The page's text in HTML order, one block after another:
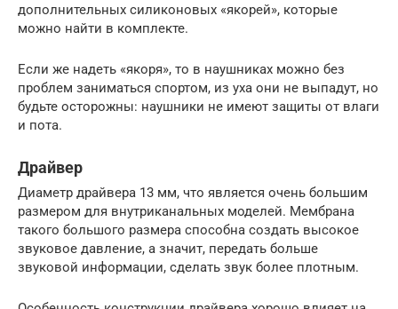
дополнительных силиконовых «якорей», которые
можно найти в комплекте.
Если же надеть «якоря», то в наушниках можно без
проблем заниматься спортом, из уха они не выпадут, но
будьте осторожны: наушники не имеют защиты от влаги
и пота.
Драйвер
Диаметр драйвера 13 мм, что является очень большим
размером для внутриканальных моделей. Мембрана
такого большого размера способна создать высокое
звуковое давление, а значит, передать больше
звуковой информации, сделать звук более плотным.